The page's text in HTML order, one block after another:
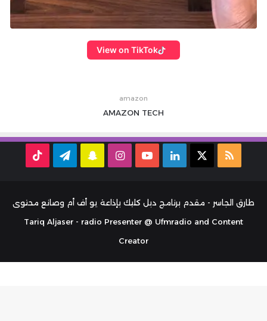
View on TikTok
amazon
AMAZON TECH
ملخص
RSS
لينكدإن ‫YouTubeانستقرامسناب تيلقرام
طارق الجاسر - مقدم برنامج دبل كليك بإذاعة يو أف أم وصانع محتوى
Tariq Aljaser - radio Presenter @ Ufmradio and Content
Creator